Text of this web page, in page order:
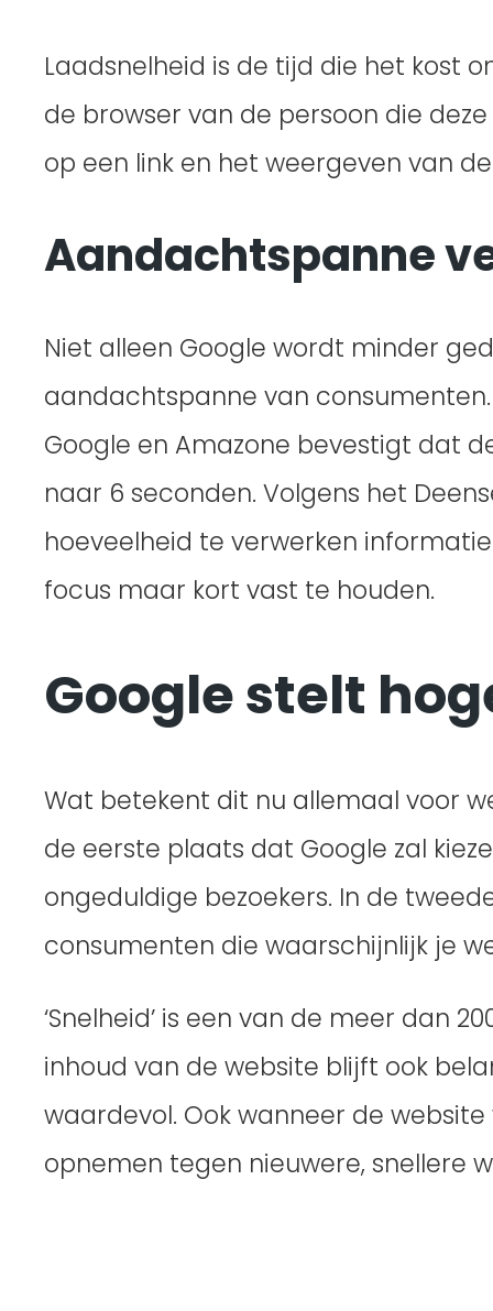
Laadsnelheid is de tijd die het kost
de browser van de persoon die
op een link en het weergeven van
Aandachtspanne
Niet alleen Google wordt minder
aandachtspanne van
Google en Amazone bevestigt dat
naar 6 seconden. Volgens het
hoeveelheid te verwerken
focus maar kort vast te houden.
Google stelt
Wat betekent dit nu allemaal voor
de eerste plaats dat Google zal
ongeduldige bezoekers. In de
consumenten die waarschijnlijk je
‘Snelheid’ is een van de meer dan
inhoud van de website blijft ook
waardevol. Ook wanneer de
opnemen tegen nieuwere, snellere